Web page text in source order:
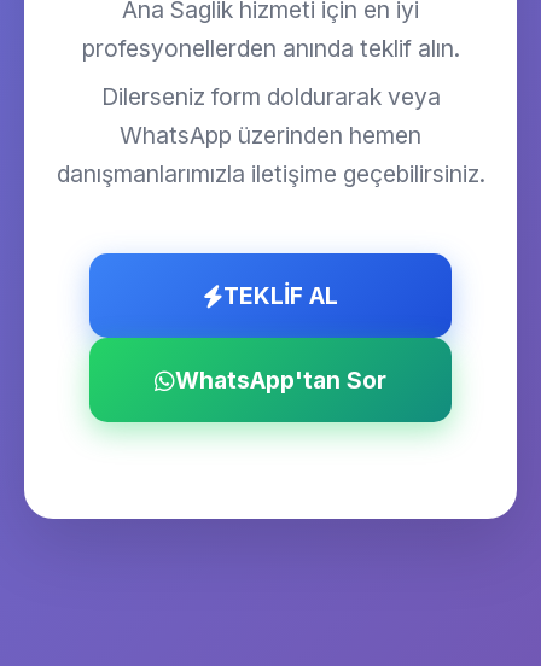
Ana Saglik hizmeti için en iyi
profesyonellerden anında teklif alın.
Dilerseniz form doldurarak veya
WhatsApp üzerinden hemen
danışmanlarımızla iletişime geçebilirsiniz.
TEKLİF AL
WhatsApp'tan Sor